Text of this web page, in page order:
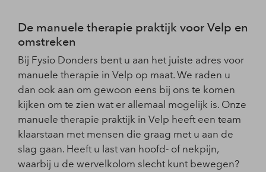
De manuele therapie praktijk voor Velp en
omstreken
Bij Fysio Donders bent u aan het juiste adres voor
manuele therapie in Velp op maat. We raden u
dan ook aan om gewoon eens bij ons te komen
kijken om te zien wat er allemaal mogelijk is. Onze
manuele therapie praktijk in Velp heeft een team
klaarstaan met mensen die graag met u aan de
slag gaan. Heeft u last van hoofd- of nekpijn,
waarbij u de wervelkolom slecht kunt bewegen?